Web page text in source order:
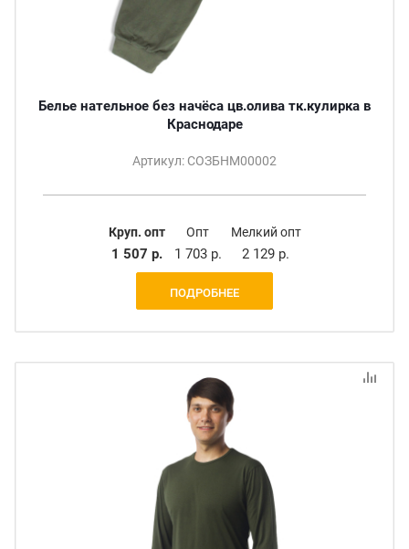
Белье нательное без начёса цв.олива тк.кулирка в
Краснодаре
Артикул: СОЗБНМ00002
Круп. опт
1 507 р.
Опт
1 703 р.
Мелкий опт
2 129 р.
ПОДРОБНЕЕ